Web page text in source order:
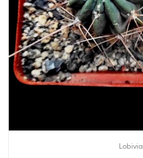
Lobivia